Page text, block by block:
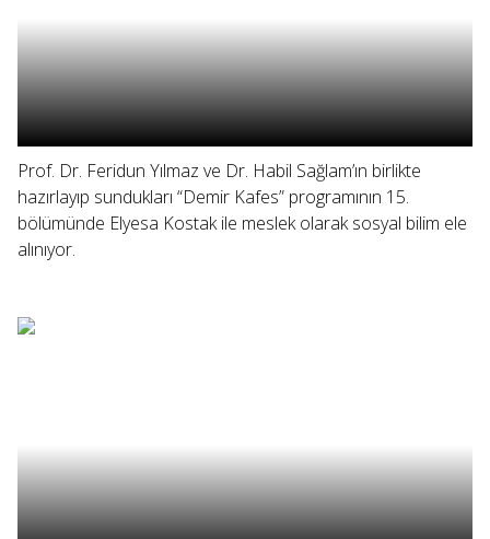
Prof. Dr. Feridun Yılmaz ve Dr. Habil Sağlam’ın birlikte
hazırlayıp sundukları “Demir Kafes” programının 15.
bölümünde Elyesa Kostak ile meslek olarak sosyal bilim ele
alınıyor.